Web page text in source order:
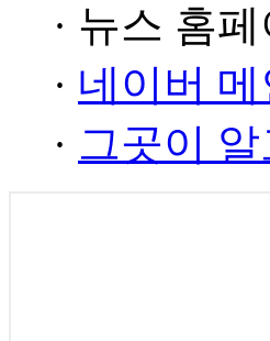
· 뉴스 홈
· 네이버
· 그곳이